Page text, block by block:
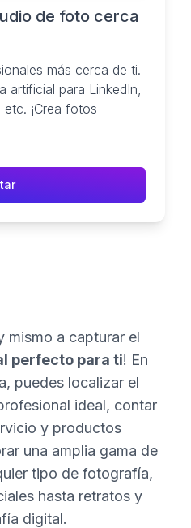
de foto cerca
más cerca de ti.
artificial para LinkedIn,
¡Crea fotos
mismo a capturar el
perfecto para ti! En
puedes localizar el
ideal, contar
y productos
una amplia gama de
tipo de fotografía,
hasta retratos y
digital.